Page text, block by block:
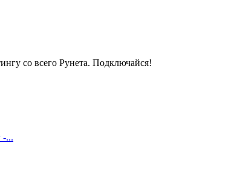
со всего Рунета. Подключайся!
-...